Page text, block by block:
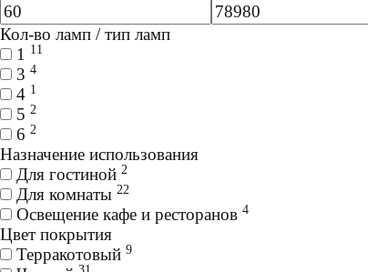
Кол-во ламп / тип ламп
1
11
3 4
4 1
5 2
6 2
Назначение использования
Для гостиной 2
Для комнаты 22
Освещение кафе и ресторанов 4
Цвет покрытия
Терракотовый 9